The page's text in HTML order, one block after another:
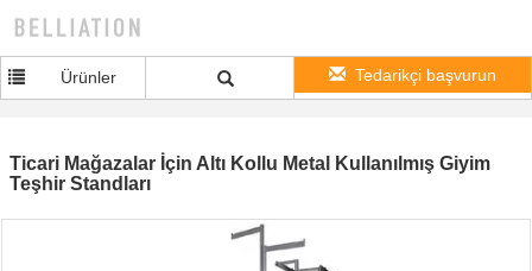
Ürünler Tedarikçi başvurun
Ticari Mağazalar İçin Altı Kollu Metal Kullanılmış Giyim
Teşhir Standları